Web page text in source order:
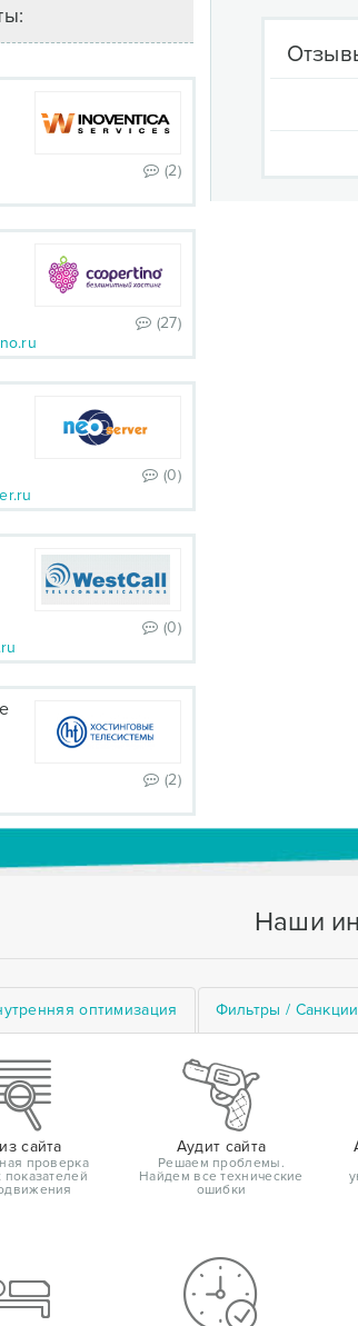
(2)
(27)
(0)
(0)
(2)
Наши
оптимизация Фильтры / Санкции
сайта
проверка
Аудит сайта
Решаем проблемы.
Найдем все технические
ошибки